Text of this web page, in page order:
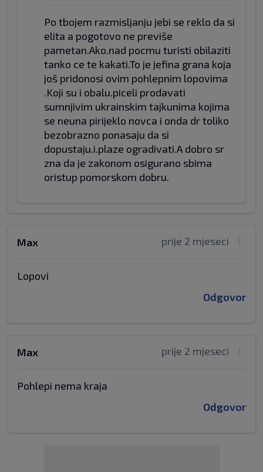
Po tbojem razmisljanju jebi se reklo da si
elita a pogotovo ne previše
pametan.Ako.nad pocmu turisti obilaziti
tanko ce te kakati.To je jefina grana koja
još pridonosi ovim pohlepnim lopovima
.Koji su i obalu.piceli prodavati
sumnjivim ukrainskim tajkunima kojima
se neuna pirijeklo novca i onda dr toliko
bezobrazno ponasaju da si
dopustaju.i.plaze ogradivati.A dobro sr
zna da je zakonom osigurano sbima
oristup pomorskom dobru.
prije 2 mjeseci
Max
Lopovi
Odgovor
prije 2 mjeseci
Max
Pohlepi nema kraja
Odgovor